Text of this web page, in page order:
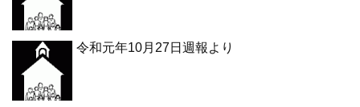
令和元年10月27日週報より